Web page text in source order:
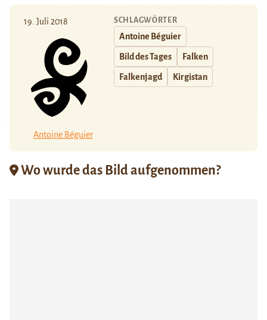
19. Juli 2018
Antoine Béguier
SCHLAGWÖRTER
Antoine Béguier
Bild des Tages Falken
Falkenjagd Kirgistan
Wo wurde das Bild aufgenommen?